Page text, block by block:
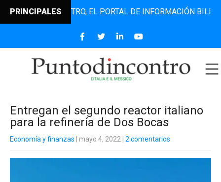
PRINCIPALES EL PORTAL DE INFORMACIÓN BILINGÜE
Entregan el segundo reactor italiano
para la refinería de Dos Bocas
Economía y finanzas | mayo 4, 2022 2 comentarios